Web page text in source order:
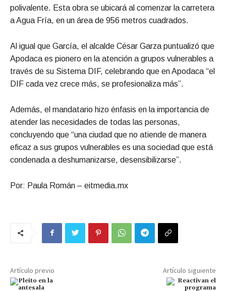
polivalente. Esta obra se ubicará al comenzar la carretera
a Agua Fría, en un área de 956 metros cuadrados.
Al igual que García, el alcalde César Garza puntualizó que
Apodaca es pionero en la atención a grupos vulnerables a
través de su Sistema DIF, celebrando que en Apodaca “el
DIF cada vez crece más, se profesionaliza más”.
Además, el mandatario hizo énfasis en la importancia de
atender las necesidades de todas las personas,
concluyendo que “una ciudad que no atiende de manera
eficaz a sus grupos vulnerables es una sociedad que está
condenada a deshumanizarse, desensibilizarse”.
Por: Paula Román – eitmedia.mx
Artículo previo Artículo siguiente